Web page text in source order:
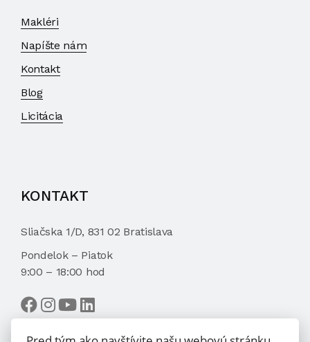
Makléri
Napíšte nám
Kontakt
Blog
Licitácia
KONTAKT
Sliačska 1/D, 831 02 Bratislava
Pondelok – Piatok
9:00 – 18:00 hod